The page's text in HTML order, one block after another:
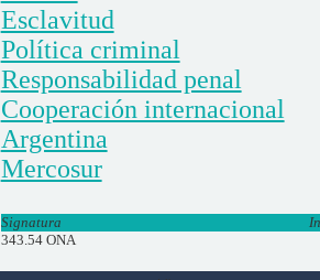
Esclavitud
Política criminal
Responsabilidad penal
Cooperación internacional
Argentina
Mercosur
Signatura
343.54 ONA